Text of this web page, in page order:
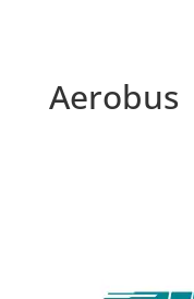
Aerobus